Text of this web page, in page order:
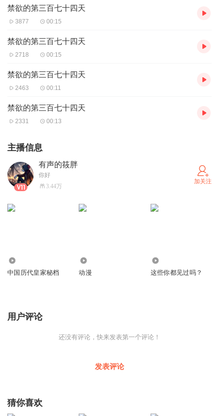
禁欲的第三百七十四天
3877 00:15
禁欲的第三百七十四天
2718 00:15
禁欲的第三百七十四天
2463 00:11
禁欲的第三百七十四天
2331 00:13
主播信息
有声的筱胖
你好
3.44万
加关注
中国历代皇家秘档 动漫 这些你都见过吗？
用户评论
还没有评论，快来发表第一个评论！
发表评论
猜你喜欢